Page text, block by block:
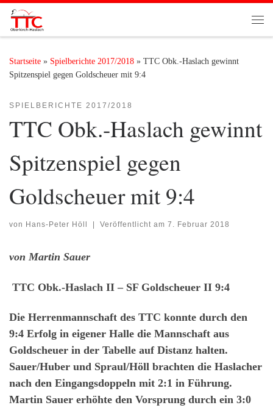
Zum Inhalt springen
Startseite » Spielberichte 2017/2018 » TTC Obk.-Haslach gewinnt
Spitzenspiel gegen Goldscheuer mit 9:4
SPIELBERICHTE 2017/2018
TTC Obk.-Haslach gewinnt
Spitzenspiel gegen
Goldscheuer mit 9:4
von Hans-Peter Höll Veröffentlicht am 7. Februar 2018
von Martin Sauer
TTC Obk.-Haslach II – SF Goldscheuer II 9:4
Die Herrenmannschaft des TTC konnte durch den
9:4 Erfolg in eigener Halle die Mannschaft aus
Goldscheuer in der Tabelle auf Distanz halten.
Sauer/Huber und Spraul/Höll brachten die Haslacher
nach den Eingangsdoppeln mit 2:1 in Führung.
Martin Sauer erhöhte den Vorsprung durch ein 3:0